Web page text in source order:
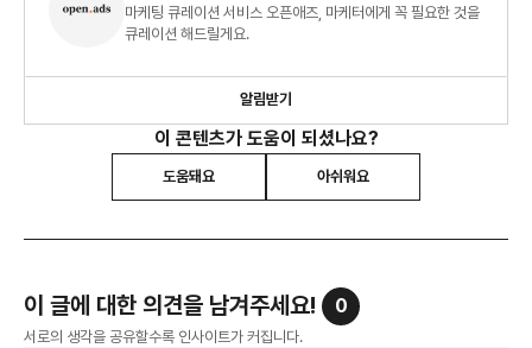
마케팅 큐레이션 서비스 오픈애즈, 마케터에게 꼭 필요한 것을
큐레이션 해드릴게요.
알림받기
이 콘텐츠가 도움이 되셨나요?
도움돼요 아쉬워요
이 글에 대한 의견을 남겨주세요! 0
서로의 생각을 공유할수록 인사이트가 커집니다.